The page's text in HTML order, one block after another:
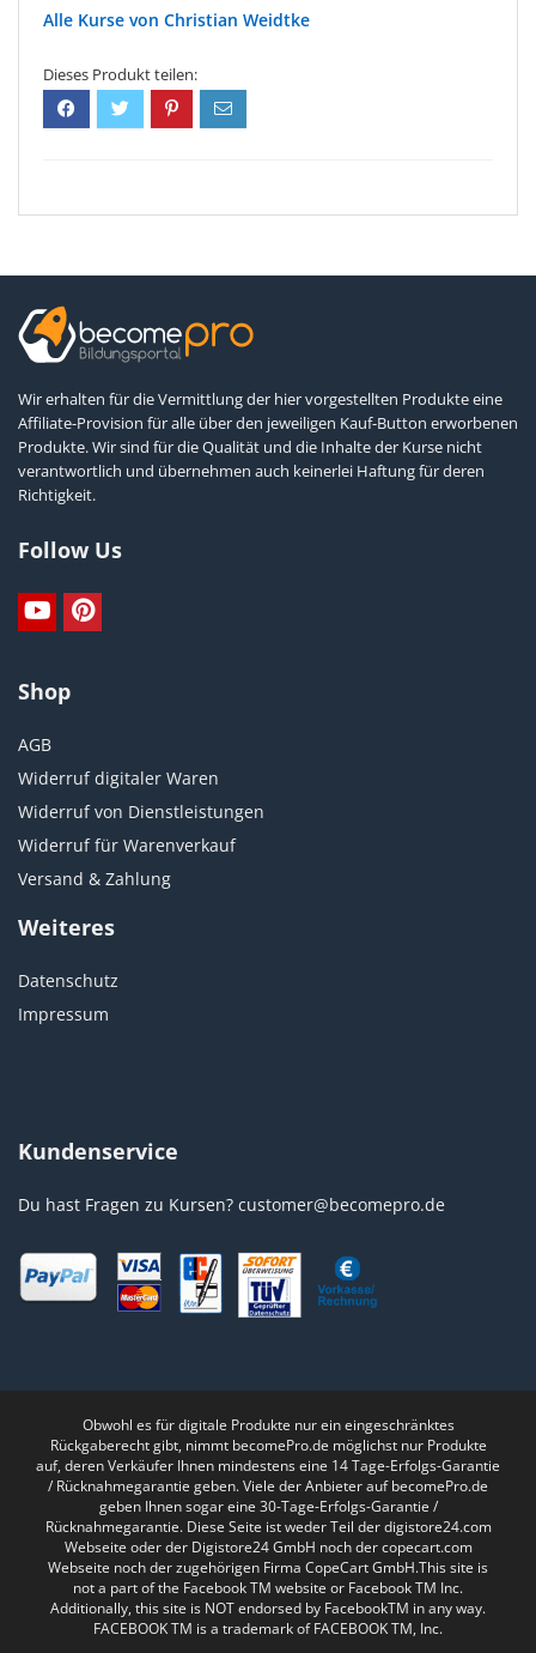
Christian Weidtke
Wir erhalten für die Vermittlung der hier vorgestellten Produkte eine
Affiliate-Provision für alle über den jeweiligen Kauf-Button erworbenen
Produkte. Wir sind für die Qualität und die Inhalte der Kurse nicht
verantwortlich und übernehmen auch keinerlei Haftung für deren
Richtigkeit.
Follow Us
Shop
AGB
Widerruf digitaler Waren
Widerruf von Dienstleistungen
Widerruf für Warenverkauf
Versand & Zahlung
Weiteres
Datenschutz
Impressum
Kundenservice
Du hast Fragen zu Kursen? customer@becomepro.de
Obwohl es für digitale Produkte nur ein eingeschränktes
Rückgaberecht gibt, nimmt becomePro.de möglichst nur Produkte
auf, deren Verkäufer Ihnen mindestens eine 14 Tage-Erfolgs-Garantie
/ Rücknahmegarantie geben. Viele der Anbieter auf becomePro.de
geben Ihnen sogar eine 30-Tage-Erfolgs-Garantie /
Rücknahmegarantie. Diese Seite ist weder Teil der digistore24.com
Webseite oder der Digistore24 GmbH noch der copecart.com
Webseite noch der zugehörigen Firma CopeCart GmbH.This site is
not a part of the Facebook TM website or Facebook TM Inc.
Additionally, this site is NOT endorsed by FacebookTM in any way.
FACEBOOK TM is a trademark of FACEBOOK TM, Inc.